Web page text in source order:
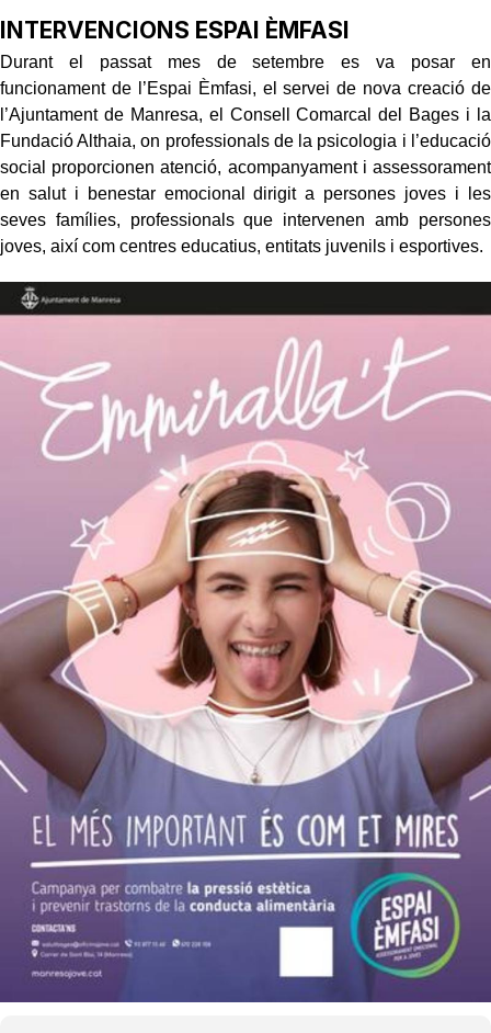
INTERVENCIONS ESPAI ÈMFASI
Durant el passat mes de setembre es va posar en
funcionament de l’Espai Èmfasi, el servei de nova creació de
l’Ajuntament de Manresa, el Consell Comarcal del Bages i la
Fundació Althaia, on professionals de la psicologia i l’educació
social proporcionen atenció, acompanyament i assessorament
en salut i benestar emocional dirigit a persones joves i les
seves famílies, professionals que intervenen amb persones
joves, així com centres educatius, entitats juvenils i esportives.